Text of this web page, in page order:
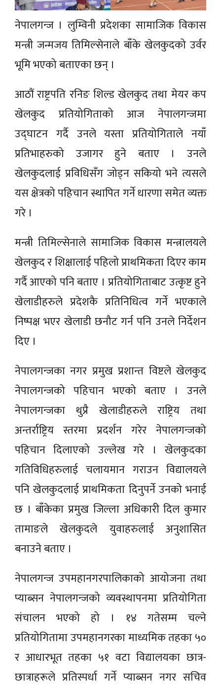
नेपालगन्ज । लुम्विनी प्रदेशका सामाजिक विकास
मन्त्री जन्मजय तिमिल्सेनाले बाँके खेलकुदको उर्वर
भूमि भएको बताएका छन् ।
आठौं राष्ट्रपति रनिङ शिल्ड खेलकुद तथा मेयर कप
खेलकुद प्रतियोगिताको आज नेपालगन्जमा
उद्घाटन गर्दै उनले यस्ता प्रतियोगिताले नयाँ
प्रतिभाहरुको उजागर हुने बताए । उनले
खेलकुदलाई प्रविधिसँग जोड्न सकियो भने त्यसले
यस क्षेत्रको पहिचान स्थापित गर्ने धारणा समेत व्यक्त
गरे ।
मन्त्री तिमिल्सेनाले सामाजिक विकास मन्त्रालयले
खेलकुद र शिक्षालाई पहिलो प्राथमिकता दिएर काम
गर्दै आएको पनि बताए । प्रतियोगिताबाट उत्कृष्ट हुने
खेलाडीहरुले प्रदेशकै प्रतिनिधित्व गर्ने भएकाले
निष्पक्ष भएर खेलाडी छनौट गर्न पनि उनले निर्देशन
दिए ।
नेपालगन्जका नगर प्रमुख प्रशान्त विष्टले खेलकुद
नेपालगन्जको पहिचान भएको बताए । उनले
नेपालगन्जका थुप्रै खेलाडीहरुले राष्ट्रिय तथा
अन्तर्राष्ट्रिय स्तरमा प्रदर्शन गरेर नेपालगन्जको
पहिचान दिलाएको उल्लेख गरे । खेलकुदका
गतिविधिहरुलाई चलायमान गराउन विद्यालयले
पनि खेलकुदलाई प्राथमिकता दिनुपर्ने उनको भनाई
छ । बाँकेका प्रमुख जिल्ला अधिकारी दिल कुमार
तामाङले खेलकुदले युवाहरुलाई अनुशासित
बनाउने बताए ।
नेपालगन्ज उपमहानगरपालिकाको आयोजना तथा
प्याब्सन नेपालगन्जको व्यवस्थापनमा प्रतियोगिता
संचालन भएको हो । १४ गतेसम्म चल्ने
प्रतियोगितामा उपमहानगरका माध्यमिक तहका ५०
र आधारभूत तहका ५१ वटा विद्यालयका छात्र-
छात्राहरूले प्रतिस्पर्धा गर्ने प्याब्सन नगर सचिव